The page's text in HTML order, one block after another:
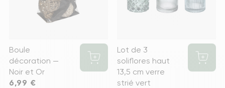
Boule
décoration —
Noir et Or
Prix
6,99 €
Lot de 3
soliflores haut
13,5 cm verre
strié vert